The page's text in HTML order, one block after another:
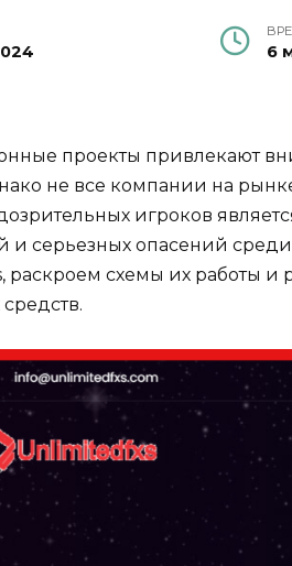
6
проекты привлекают
не все компании на
игроков
и серьезных опасений
раскроем схемы их работы и